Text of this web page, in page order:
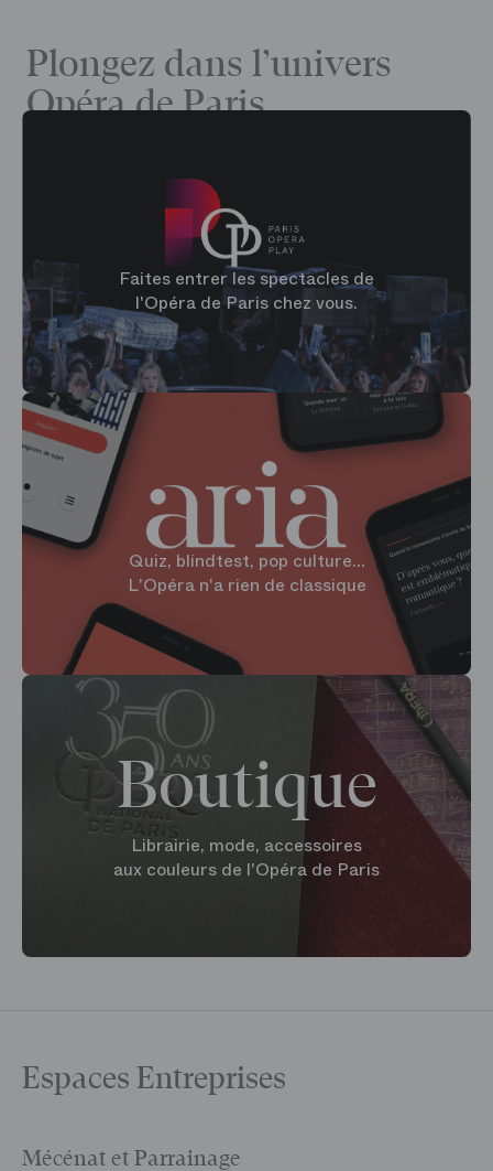
Plongez dans l’univers
Opéra de Paris
Faites entrer les spectacles de
l'Opéra de Paris chez vous.
Quiz, blindtest, pop culture...
L'Opéra n'a rien de classique
Boutique
Librairie, mode, accessoires
aux couleurs de l'Opéra de Paris
Espaces Entreprises
Mécénat et Parrainage